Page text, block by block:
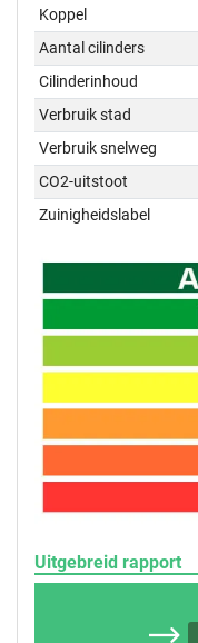
Koppel
Aantal cilinders
Cilinderinhoud
Verbruik stad
Verbruik snelweg
CO2-uitstoot
Zuinigheidslabel
Uitgebreid rapport